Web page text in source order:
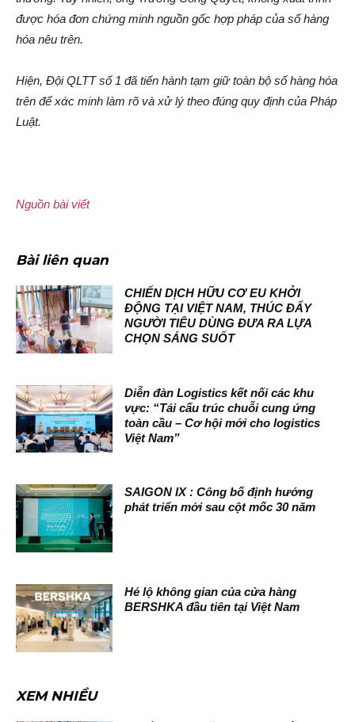
được hóa đơn chứng minh nguồn gốc hợp pháp của số hàng
hóa nêu trên.
Hiện, Đội QLTT số 1 đã tiến hành tạm giữ toàn bộ số hàng hóa
trên để xά‌ּc minh làm rõ và x‌ử lý theo đúng quy định của Phá‌p
Luậ‌t.
Nguồn bài viết
Bài liên quan
CHIẾN DỊCH HỮU CƠ EU KHỞI
ĐỘNG TẠI VIỆT NAM, THÚC ĐẨY
NGƯỜI TIÊU DÙNG ĐƯA RA LỰA
CHỌN SÁNG SUỐT
Diễn đàn Logistics kết nối các khu
vực: “Tái cấu trúc chuỗi cung ứng
toàn cầu – Cơ hội mới cho logistics
Việt Nam”
SAIGON IX : Công bố định hướng
phát triển mới sau cột mốc 30 năm
Hé lộ không gian của cửa hàng
BERSHKA đầu tiên tại Việt Nam
XEM NHIỀU